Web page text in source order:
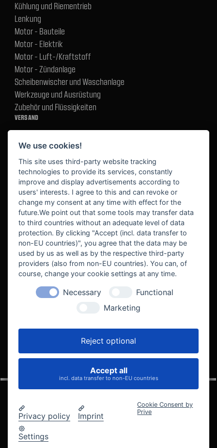
Kühlung und Riementrieb
Lenkung
Motor - Bauteile
Motor - Elektrik
Motor - Luft-/Kraftstoff
Motor - Zündanlage
Scheibenwischer und Waschanlage
Werkzeuge und Ausrüstung
Zubehör und Flüssigkeiten
VERSAND
BEKANNT AUS
VELOCITY AUTOMOTIVE
© 2005 - 2026 Velocity Automotive
We use cookies!
This site uses third-party website tracking
technologies to provide its services, constantly
improve and display advertisements according to
users' interests. I agree to this and can revoke or
change my consent at any time with effect for the
future.We point out that some tools may transfer data
to third countries without an adequate level of data
protection. By clicking "Accept (incl. data transfer to
non-EU countries)", you agree that the data may be
used by us as well as by the respective third-party
providers (also from non-EU countries). You can, of
course, change your cookie settings at any time.
Necessary
Functional
Marketing
Reject optional
Accept all
incl. data transfer to non-EU countries
Privacy policy Imprint
Settings
Cookie Consent by
Prive